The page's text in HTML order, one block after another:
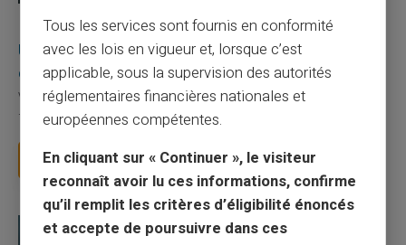
03/08/2026 Veritas Carte prépayée
Une carte bancaire gratuite sans compte, ça
existe ?
Vous avez tapé cette recherche parce que votre banque vous
facture 50 € par an pour une carte que vo...
Lire la suite
Tous les services sont fournis en conformité
avec les lois en vigueur et, lorsque c’est
applicable, sous la supervision des autorités
réglementaires financières nationales et
européennes compétentes.
En cliquant sur « Continuer », le visiteur
reconnaît avoir lu ces informations, confirme
qu’il remplit les critères d’éligibilité énoncés
et accepte de poursuivre dans ces